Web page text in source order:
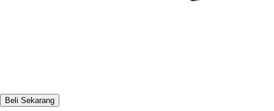
Beli Sekarang